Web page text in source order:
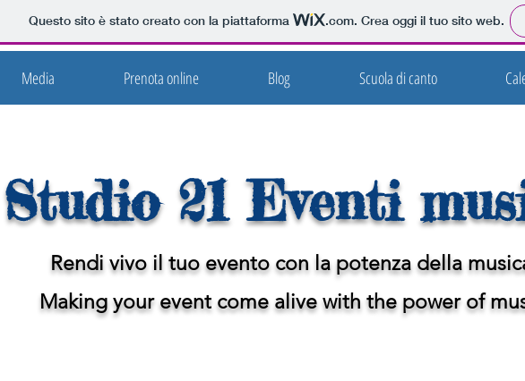
Questo sito è stato creato con la piattaforma .com. Crea oggi il tuo sito web.
Media Prenota online Blog Scuola di canto
Studio 21 Eventi
Rendi vivo il tuo evento con la potenza della
Making your event come alive with the power of